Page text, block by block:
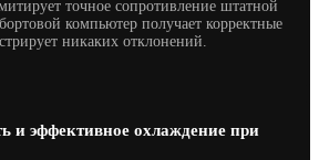
точное сопротивление штатной
компьютер получает корректные
никаких отклонений.
и эффективное охлаждение при